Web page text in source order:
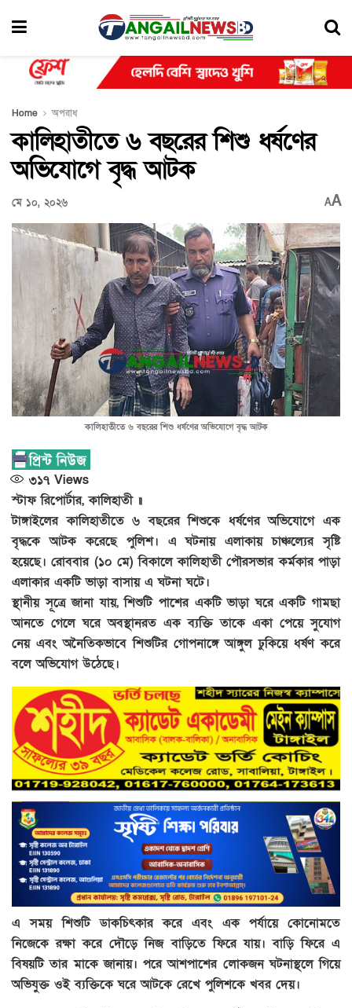
Home অপরাধ
কালিহাতীতে ৬ বছরের শিশু ধর্ষণের
অভিযোগে বৃদ্ধ আটক
মে ১০, ২০২৬ AA
কালিহাতীতে ৬ বছরের শিশু ধর্ষণের অভিযোগে বৃদ্ধ আটক
৩১৭ Views
স্টাফ রিপোর্টার, কালিহাতী ॥
টাঙ্গাইলের কালিহাতীতে ৬ বছরের শিশুকে ধর্ষণের অভিযোগে এক
বৃদ্ধকে আটক করেছে পুলিশ। এ ঘটনায় এলাকায় চাঞ্চল্যের সৃষ্টি
হয়েছে। রোববার (১০ মে) বিকালে কালিহাতী পৌরসভার কর্মকার পাড়া
এলাকার একটি ভাড়া বাসায় এ ঘটনা ঘটে।
স্থানীয় সূত্রে জানা যায়, শিশুটি পাশের একটি ভাড়া ঘরে একটি গামছা
আনতে গেলে ঘরে অবস্থানরত এক ব্যক্তি তাকে একা পেয়ে সুযোগ
নেয় এবং অনৈতিকভাবে শিশুটির গোপনাঙ্গে আঙ্গুল ঢুকিয়ে ধর্ষণ করে
বলে অভিযোগ উঠেছে।
এ সময় শিশুটি ডাকচিৎকার করে এবং এক পর্যায়ে কোনোমতে
নিজেকে রক্ষা করে দৌড়ে নিজ বাড়িতে ফিরে যায়। বাড়ি ফিরে এ
বিষয়টি তার মাকে জানায়। পরে আশপাশের লোকজন ঘটনাস্থলে গিয়ে
অভিযুক্ত ওই ব্যক্তিকে ঘরে আটকে রেখে পুলিশকে খবর দেয়।